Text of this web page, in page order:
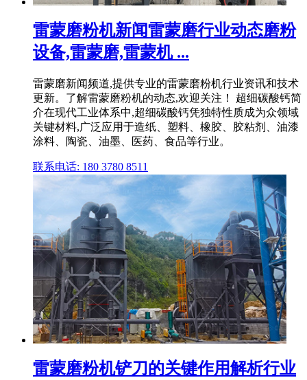
雷蒙磨粉机新闻雷蒙磨行业动态磨粉
设备,雷蒙磨,雷蒙机 ...
雷蒙磨新闻频道,提供专业的雷蒙磨粉机行业资讯和技术
更新。了解雷蒙磨粉机的动态,欢迎关注！ 超细碳酸钙简
介在现代工业体系中,超细碳酸钙凭独特性质成为众领域
关键材料,广泛应用于造纸、塑料、橡胶、胶粘剂、油漆
涂料、陶瓷、油墨、医药、食品等行业。
联系电话: 180 3780 8511
雷蒙磨粉机铲刀的关键作用解析行业